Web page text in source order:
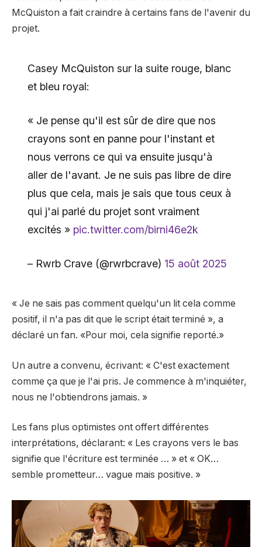
McQuiston a fait craindre à certains fans de l'avenir du
projet.
Casey McQuiston sur la suite rouge, blanc
et bleu royal:
« Je pense qu'il est sûr de dire que nos
crayons sont en panne pour l'instant et
nous verrons ce qui va ensuite jusqu'à
aller de l'avant. Je ne suis pas libre de dire
plus que cela, mais je sais que tous ceux à
qui j'ai parlé du projet sont vraiment
excités » pic.twitter.com/birni46e2k
– Rwrb Crave (@rwrbcrave) 15 août 2025
« Je ne sais pas comment quelqu'un lit cela comme
positif, il n'a pas dit que le script était terminé », a
déclaré un fan. «Pour moi, cela signifie reporté.»
Un autre a convenu, écrivant: « C'est exactement
comme ça que je l'ai pris. Je commence à m'inquiéter,
nous ne l'obtiendrons jamais. »
Les fans plus optimistes ont offert différentes
interprétations, déclarant: « Les crayons vers le bas
signifie que l'écriture est terminée … » et « OK…
semble prometteur… vague mais positive. »